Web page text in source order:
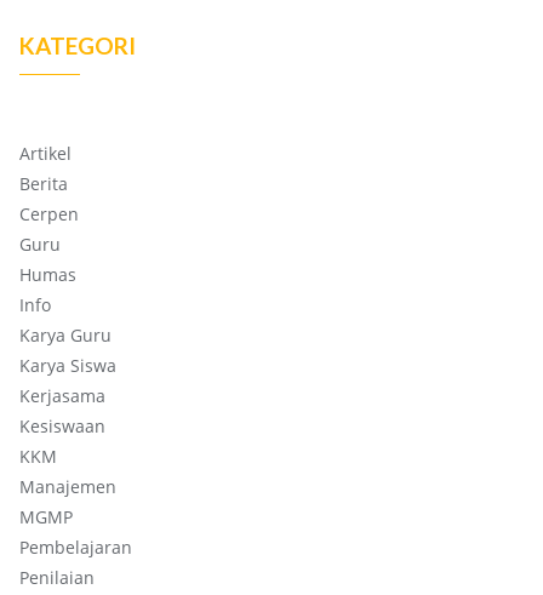
KATEGORI
Artikel
Berita
Cerpen
Guru
Humas
Info
Karya Guru
Karya Siswa
Kerjasama
Kesiswaan
KKM
Manajemen
MGMP
Pembelajaran
Penilaian